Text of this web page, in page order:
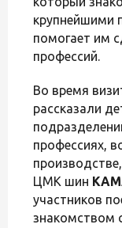
крупнейшими
помогает им
профессий.
Во время
рассказали
профессиях,
ЦМК шин
участников
знакомством